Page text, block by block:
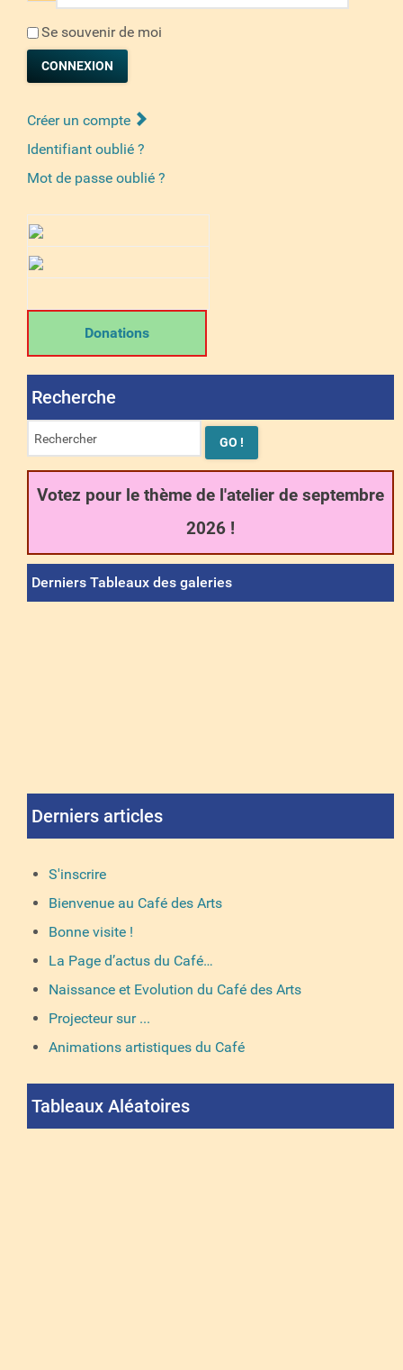
Se souvenir de moi
CONNEXION
Créer un compte
Identifiant oublié ?
Mot de passe oublié ?
Donations
Recherche
Votez pour le thème de l'atelier de septembre
2026 !
Derniers Tableaux des galeries
Derniers articles
S'inscrire
Bienvenue au Café des Arts
Bonne visite !
La Page d’actus du Café…
Naissance et Evolution du Café des Arts
Projecteur sur ...
Animations artistiques du Café
Tableaux Aléatoires